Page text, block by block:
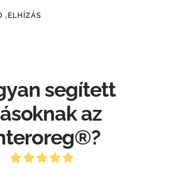
, ELHÍZÁS
segített
az